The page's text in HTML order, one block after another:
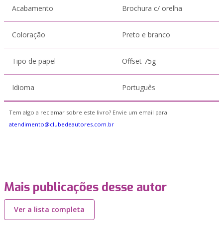
Acabamento Brochura c/ orelha
Coloração Preto e branco
Tipo de papel Offset 75g
Idioma Português
Tem algo a reclamar sobre este livro? Envie um email para
atendimento@clubedeautores.com.br
Mais publicações desse autor
Ver a lista completa